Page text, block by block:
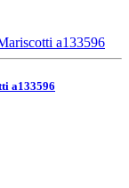
а133596